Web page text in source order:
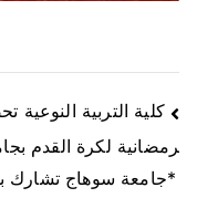
كلية التربية النوعية
رمضانية لكرة القدم